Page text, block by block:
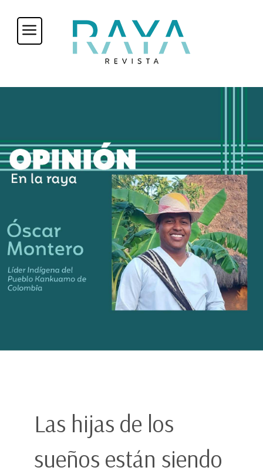
Las hijas de los
sueños están siendo